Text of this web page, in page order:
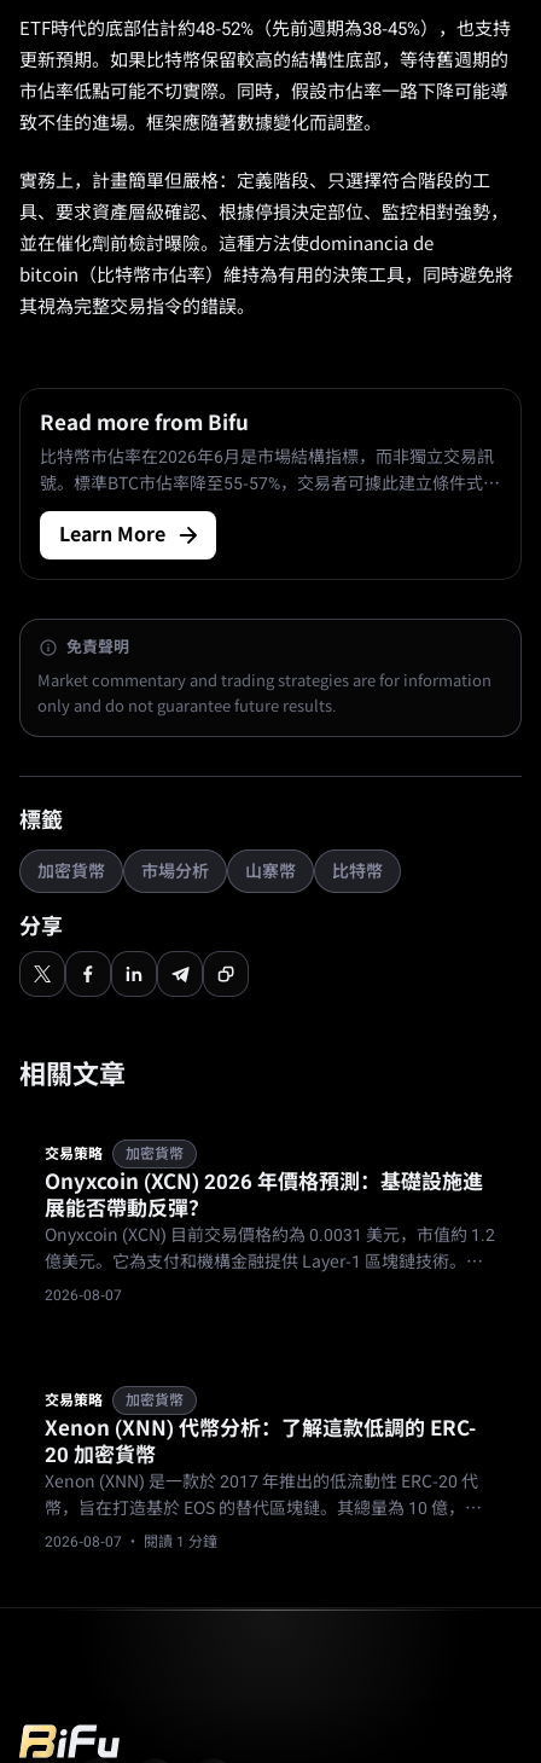
ETF時代的底部估計約48-52%（先前週期為38-45%），也支持
更新預期。如果比特幣保留較高的結構性底部，等待舊週期的
市佔率低點可能不切實際。同時，假設市佔率一路下降可能導
致不佳的進場。框架應隨著數據變化而調整。
實務上，計畫簡單但嚴格：定義階段、只選擇符合階段的工
具、要求資產層級確認、根據停損決定部位、監控相對強勢，
並在催化劑前檢討曝險。這種方法使dominancia de
bitcoin（比特幣市佔率）維持為有用的決策工具，同時避免將
其視為完整交易指令的錯誤。
Read more from Bifu
比特幣市佔率在2026年6月是市場結構指標，而非獨立交易訊
號。標準BTC市佔率降至55-57%，交易者可據此建立條件式輪
動計畫，但需分開設定、進場邏輯、失效、部位規模、監控與
事件風險。
Learn More
免責聲明
Market commentary and trading strategies are for information
only and do not guarantee future results.
標籤
加密貨幣 市場分析 山寨幣 比特幣
分享
相關文章
交易策略 加密貨幣
Onyxcoin (XCN) 2026 年價格預測：基礎設施進
展能否帶動反彈？
Onyxcoin (XCN) 目前交易價格約為 0.0031 美元，市值約 1.2
億美元。它為支付和機構金融提供 Layer-1 區塊鏈技術。
2026 年價格預測區間落在 0.0027 至 0.012 美元之間，主要
2026-08-07
交易策略 加密貨幣
Xenon (XNN) 代幣分析：了解這款低調的 ERC-
20 加密貨幣
Xenon (XNN) 是一款於 2017 年推出的低流動性 ERC-20 代
幣，旨在打造基於 EOS 的替代區塊鏈。其總量為 10 億，流
通供應量為 300 萬，目前在 CoinMarketCap 上仍處於預覽
2026-08-07 · 閱讀 1 分鐘